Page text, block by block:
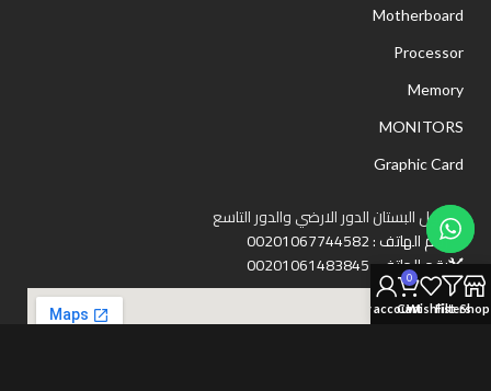
Motherboard
Processor
Memory
MONITORS
Graphic Card
مول البستان الدور الارضي والدور التاسع
رقم الهاتف : 00201067744582
رقم الهاتف : 00201061483845
Shop
Filters
Wishlist
0
Cart
My account